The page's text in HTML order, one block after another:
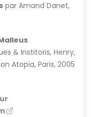
par Amand Danet,
& Institoris, Henry,
Atopia, Paris, 2005